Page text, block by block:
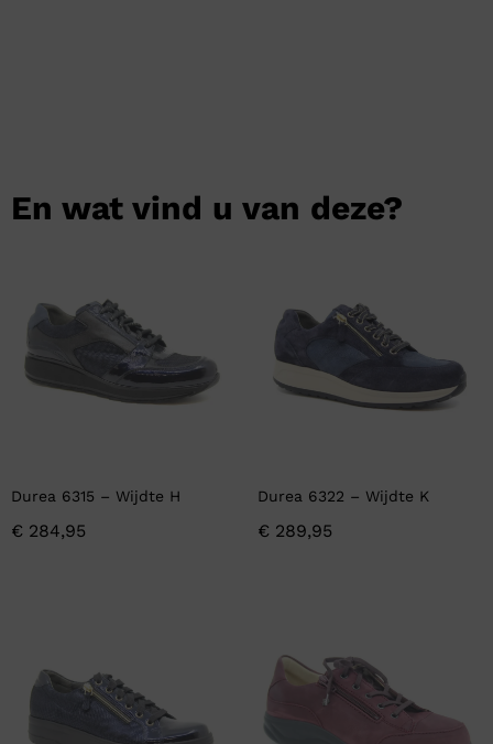
En wat vind u van deze?
Durea 6315 – Wijdte H
€ 284,95
Durea 6322 – Wijdte K
€ 289,95